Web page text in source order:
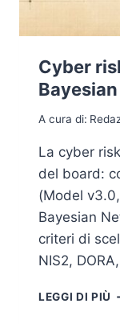
Cyber
A cura di:
La cyber
del board:
(Model
Bayesian
criteri di
NIS2,
LEGGI DI PIÙ